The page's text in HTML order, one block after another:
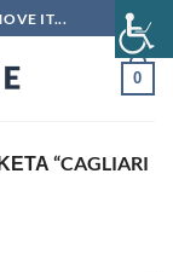
IT...
0
“CAGLIARI